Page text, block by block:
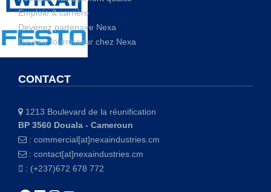
Emploie & carrière
Devenez partenaire Nexa
Devenir fournisseur chez Nexa
CONTACT
1213 Boulevard de la réunification
BP 3560 Douala - Cameroun
: commercial[at]nexaindustries.cm
: contact[at]nexaindustries.cm
: (+237)672 678 772